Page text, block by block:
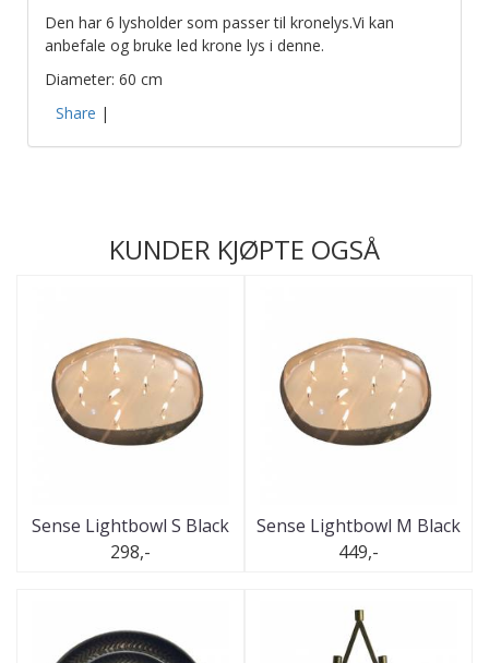
Den har 6 lysholder som passer til kronelys.Vi kan
anbefale og bruke led krone lys i denne.
Diameter: 60 cm
Share |
KUNDER KJØPTE OGSÅ
Sense Lightbowl S Black
298,-
Sense Lightbowl M Black
449,-